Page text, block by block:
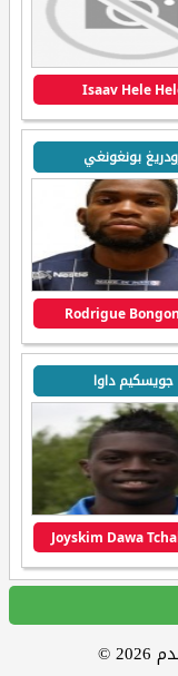
Isaav Hele
بونغونغي
Rodrigue
جويسكيم داوا
Joyskim Dawa
©